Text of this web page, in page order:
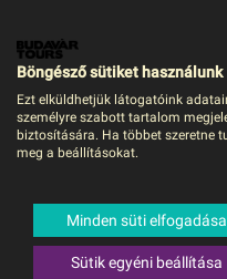
Hospet
megfelelő
A keresővel
találati listát!
RENDEZÉS:
Böngésző sütiket használunk
Ezt elküldhetjük látogatóink
személyre szabott tartalom
biztosítására. Ha többet szeretne
meg a beállításokat.
Minden süti elfogadása
Sütik egyéni beállítása